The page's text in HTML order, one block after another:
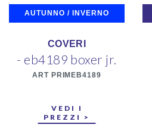
AUTUNNO / INVERNO
COVERI
- eb4189 boxer jr.
ART PRIMEB4189
VEDI I
PREZZI >